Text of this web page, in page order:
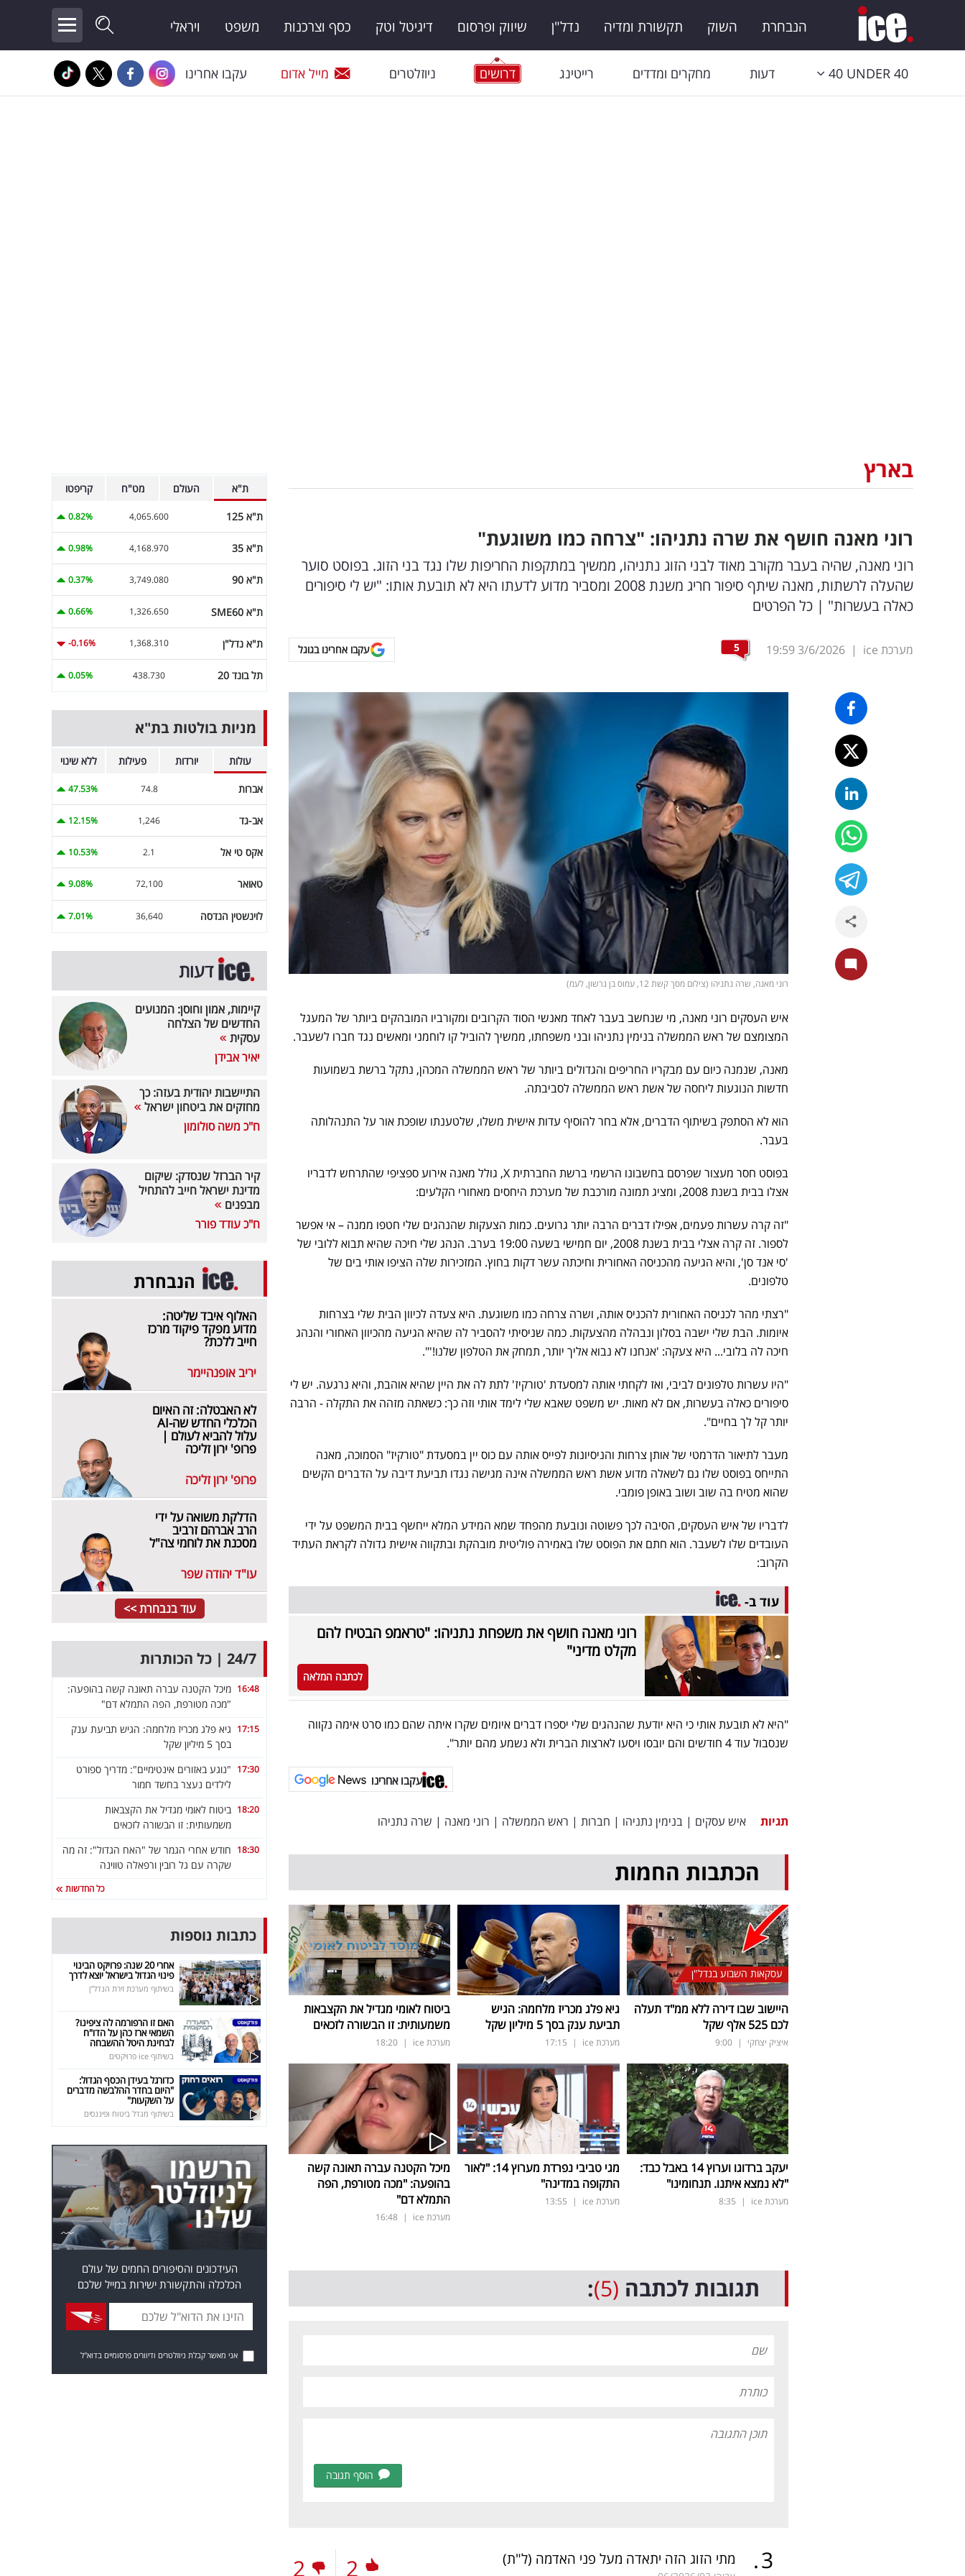
הנבחרת השוק תקשורת ומדיה נדל"ן שיווק ופרסום דיגיטל וטק כסף וצרכנות משפט ויראלי
40 UNDER 40 דעות מחקרים ומדדים רייטינג דרושים ניוזלטרים מייל אדום עקבו אחרינו
בארץ
רוני מאנה חושף את שרה נתניהו: "צרחה כמו משוגעת"
רוני מאנה, שהיה בעבר מקורב מאוד לבני הזוג נתניהו, ממשיך במתקפות החריפות שלו נגד בני הזוג. בפוסט סוער
שהעלה לרשתות, מאנה שיתף סיפור חריג משנת 2008 ומסביר מדוע לדעתו היא לא תובעת אותו: "יש לי סיפורים
כאלה בעשרות" | כל הפרטים
מערכת ice |
3/6/2026
19:59
5 עקבו אחרינו בגוגל
רוני מאנה, שרה נתניהו (צילום מסך קשת 12, עמוס בן גרשון, לעמ)
איש העסקים רוני מאנה, מי שנחשב בעבר לאחד מאנשי הסוד הקרובים ומקורביו המובהקים ביותר של המעגל
המצומצם של ראש הממשלה בנימין נתניהו ובני משפחתו, ממשיך להוביל קו לוחמני ומאשים נגד חברו לשעבר.
מאנה, שנמנה כיום עם מבקריו החריפים והגדולים ביותר של ראש הממשלה המכהן, נתקל ברשת בשמועות
חדשות הנוגעות ליחסה של אשת ראש הממשלה לסביבתה.
הוא לא הסתפק בשיתוף הדברים, אלא בחר להוסיף עדות אישית משלו, שלטענתו שופכת אור על התנהלותה
בעבר.
בפוסט חסר מעצור שפרסם בחשבונו הרשמי ברשת החברתית X, גולל מאנה אירוע ספציפי שהתרחש לדבריו
אצלו בבית בשנת 2008, ומציג תמונה מורכבת של מערכת היחסים מאחורי הקלעים:
"זה קרה עשרות פעמים, אפילו דברים הרבה יותר גרועים. כמות הצעקות שהנהגים שלי חטפו ממנה – אי אפשר
לספור. זה קרה אצלי בבית בשנת 2008, יום חמישי בשעה 19:00 בערב. הנהג שלי חיכה שהיא תבוא ללובי של
'סי אנד סן', והיא הגיעה מהכניסה האחורית וחיכתה עשר דקות בחוץ. המזכירות שלה הציפו אותי בים של
טלפונים.
"רצתי מהר לכניסה האחורית להכניס אותה, ושרה צרחה כמו משוגעת. היא צעדה לכיוון הבית שלי בצרחות
איומות. הבת שלי ישבה בסלון ונבהלה מהצעקות. כמה שניסיתי להסביר לה שהיא הגיעה מהכיוון האחורי והנהג
חיכה לה בלובי... היא צעקה: 'אנחנו לא נבוא אליך יותר, תמחק את הטלפון שלנו!'".
"היו עשרות טלפונים לביבי, ואז לקחתי אותה למסעדת 'טורקיז' לתת לה את היין שהיא אוהבת, והיא נרגעה. יש לי
סיפורים כאלה בעשרות, אם לא מאות. יש משפט שאבא שלי לימד אותי וזה כך: כשאתה מזהה את התקלה - הרבה
יותר קל לך בחיים".
מעבר לתיאור הדרמטי של אותן צרחות והניסיונות לפייס אותה עם כוס יין במסעדת "טורקיז" הסמוכה, מאנה
התייחס בפוסט שלו גם לשאלה מדוע אשת ראש הממשלה אינה מגישה נגדו תביעת דיבה על הדברים הקשים
שהוא מטיח בה שוב ושוב באופן פומבי.
לדבריו של איש העסקים, הסיבה לכך פשוטה ונובעת מהפחד שמא המידע המלא ייחשף בבית המשפט על ידי
העובדים שלו לשעבר. הוא חתם את הפוסט שלו באמירה פוליטית מובהקת ובתקווה אישית גדולה לקראת העתיד
הקרוב:
עוד ב-
רוני מאנה חושף את משפחת נתניהו: "טראמפ הבטיח להם
מקלט מדיני"
לכתבה המלאה
"היא לא תובעת אותי כי היא יודעת שהנהגים שלי יספרו דברים איומים שקרו איתה שהם כמו סרט אימה נקווה
שנסבול עוד 4 חודשים והם יובסו ויסעו לארצות הברית ולא נשמע מהם יותר".
עקבו אחרינו
תגיות איש עסקים | בנימין נתניהו | חברות | ראש הממשלה | רוני מאנה | שרה נתניהו
הכתבות החמות
עסקאות השבוע בנדל"ן
היישוב שבו דירה ללא ממ"ד תעלה
לכם 525 אלף שקל
איציק יצחקי |
9:00
גיא פלג מכריז מלחמה: הגיש
תביעת ענק בסך 5 מיליון שקל
מערכת ice |
17:15
ביטוח לאומי מגדיל את הקצבאות
משמעותית: זו הבשורה לזכאים
מערכת ice |
18:20
יעקב ברדוגו וערוץ 14 באבל כבד:
"לא נמצא איתנו. תנחומינו"
מערכת ice |
8:35
מגי טביבי נפרדת מערוץ 14: "לאור
התקופה במדינה"
מערכת ice |
13:55
מיכל הקטנה עברה תאונה קשה
בהופעה: "מכה מטורפת, הפה
התמלא דם"
מערכת ice |
16:48
תגובות לכתבה (5)
:
הוסף תגובה
3
. מתי הזוג הזה יתאדה מעל פני האדמה (ל"ת) 2
2
ת"א העולם מט"ח קריפטו
ת"א 125 4,065.600
0.82%
ת"א 35 4,168.970
0.98%
ת"א 90 3,749.080
0.37%
ת"א SME60 1,326.650
0.66%
ת"א נדל"ן 1,368.310
-0.16%
תל בונד 20 438.730
0.05%
מניות בולטות בת"א
עולות יורדות פעילות ללא שינוי
אברות 74.8
47.53%
אב-גד 1,246
12.15%
אקס טי אל 2.1
10.53%
טאואר 72,100
9.08%
לוינשטין הנדסה 36,640
7.01%
דעות
קיימות, אמון וחוסן: המנועים
החדשים של הצלחה
עסקית
יאיר אבידן
התיישבות יהודית בעזה: כך
מחזקים את ביטחון ישראל
ח"כ משה סולומון
קיר הברזל שנסדק: שיקום
מדינת ישראל חייב להתחיל
מבפנים
ח"כ עודד פורר
הנבחרת
האלוף איבד שליטה:
מדוע מפקד פיקוד מרכז
חייב ללכת?
יריב אופנהיימר
לא האבטלה: זה האיום
הכלכלי החדש שה-AI
עלול להביא לעולם |
פרופ' ירון זליכה
פרופ' ירון זליכה
הדלקת משואה על ידי
הרב אברהם זרביב
מסכנת את לוחמי צה"ל
עו"ד יהודה שפר
עוד בנבחרת >>
24/7 | כל הכותרות
16:48 מיכל הקטנה עברה תאונה קשה בהופעה:
"מכה מטורפת, הפה התמלא דם"
17:15 גיא פלג מכריז מלחמה: הגיש תביעת ענק
בסך 5 מיליון שקל
17:30 "נוגע באזורים אינטימיים": מדריך ספורט
לילדים נעצר בחשד חמור
18:20 ביטוח לאומי מגדיל את הקצבאות
משמעותית: זו הבשורה לזכאים
18:30 חודש אחרי הגמר של "האח הגדול": זה מה
שקרה עם גל רובין ורפאלה טווינה
כל החדשות
כתבות נוספות
אחרי 20 שנה: פרויקט הבינוי
פינוי הגדול בישראל יוצא לדרך
בשיתוף מערכת זירת הנדל"ן
האם זו הרפורמה לה ציפינו?
השמאי ארז כהן על הדו"ח
לבחינת היטל ההשבחה
בשיתוף ice פרויקטים
כדורגל בעידן הכסף הגדול:
"היום בחדר ההלבשה מדברים
על השקעות"
בשיתוף מגדל ביטוח ופיננסים
העידכונים והסיפורים החמים של עולם
הכלכלה והתקשורת ישירות במייל שלכם
אני מאשר קבלת ניוזלטרים ודיוורים פרסומיים בדוא"ל